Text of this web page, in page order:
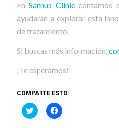
EnSannus Clinic contamos
ayudarán a explorar esta
de tratamiento.
Si buscas más información,
¡Te esperamos!
COMPARTE ESTO:
Haz
clic
Haz
clic